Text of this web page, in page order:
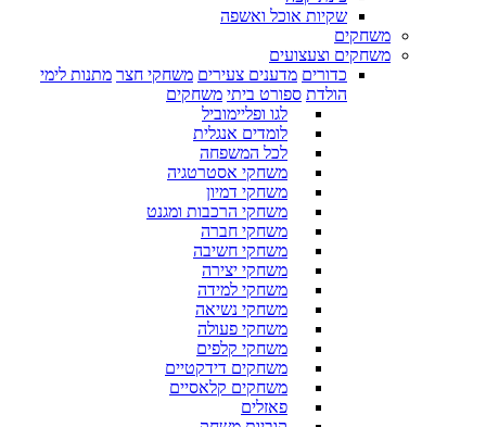
שקיות אוכל ואשפה
משחקים
משחקים וצעצועים
כדורים מדענים צעירים משחקי חצר מתנות לימי
הולדת ספורט ביתי משחקים
לגו ופליימוביל
לומדים אנגלית
לכל המשפחה
משחקי אסטרטגיה
משחקי דמיון
משחקי הרכבות ומגנט
משחקי חברה
משחקי חשיבה
משחקי יצירה
משחקי למידה
משחקי נשיאה
משחקי פעולה
משחקי קלפים
משחקים דידקטיים
משחקים קלאסיים
פאזלים